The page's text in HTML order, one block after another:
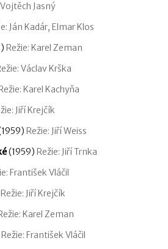
Vojtěch Jasný
Ján Kadár, Elmar Klos
Režie: Karel Zeman
Václav Krška
Režie: Karel Kachyňa
Jiří Krejčík
Režie: Jiří Weiss
(1959) Režie: Jiří Trnka
František Vláčil
Režie: Jiří Krejčík
Karel Zeman
Režie: František Vláčil